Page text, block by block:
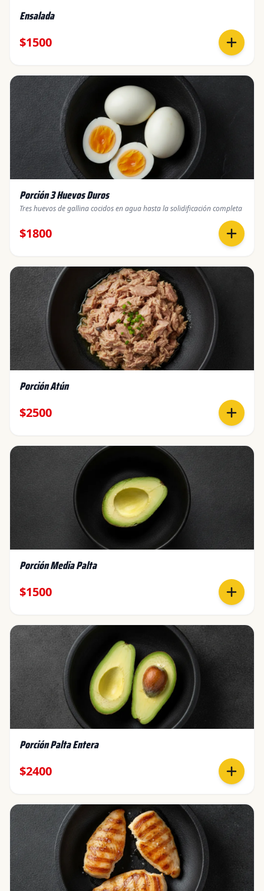
Ensalada
$1500
Porción 3 Huevos Duros
Tres huevos de gallina cocidos en agua hasta la solidificación completa
$1800
Porción Atún
$2500
Porción Media Palta
$1500
Porción Palta Entera
$2400